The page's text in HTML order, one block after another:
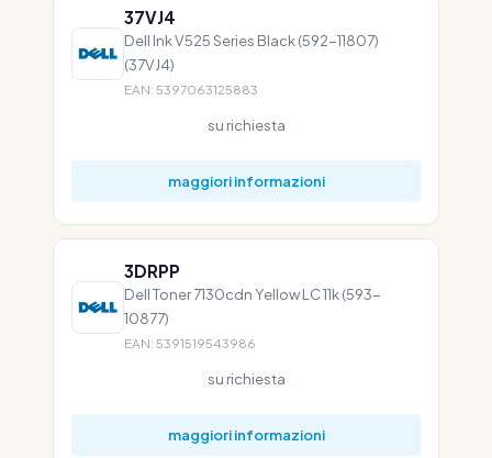
37VJ4
Dell Ink V525 Series Black (592-11807)
(37VJ4)
EAN: 5397063125883
su richiesta
maggiori informazioni
3DRPP
Dell Toner 7130cdn Yellow LC 11k (593-
10877)
EAN: 5391519543986
su richiesta
maggiori informazioni